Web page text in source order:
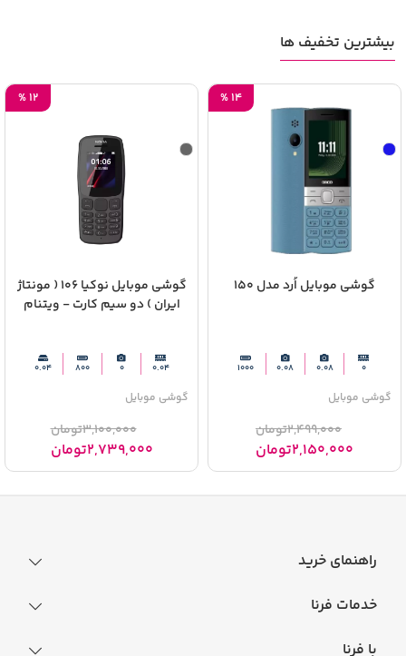
بیشترین تخفیف ها
گوشی موبایل اُرد مدل 150
0
0.08
0.08
1000
گوشی موبایل
2,499,000تومان
2,150,000تومان
14
%
گوشی موبایل نوکیا 106 ( مونتاژ
ایران ) دو سیم‌ کارت - ویتنام
0.04
0
800
0.04
گوشی موبایل
3,100,000تومان
2,739,000تومان
12
%
راهنمای خرید
راهنمای خرید اقساطی
خدمات فرنا
با فرنا